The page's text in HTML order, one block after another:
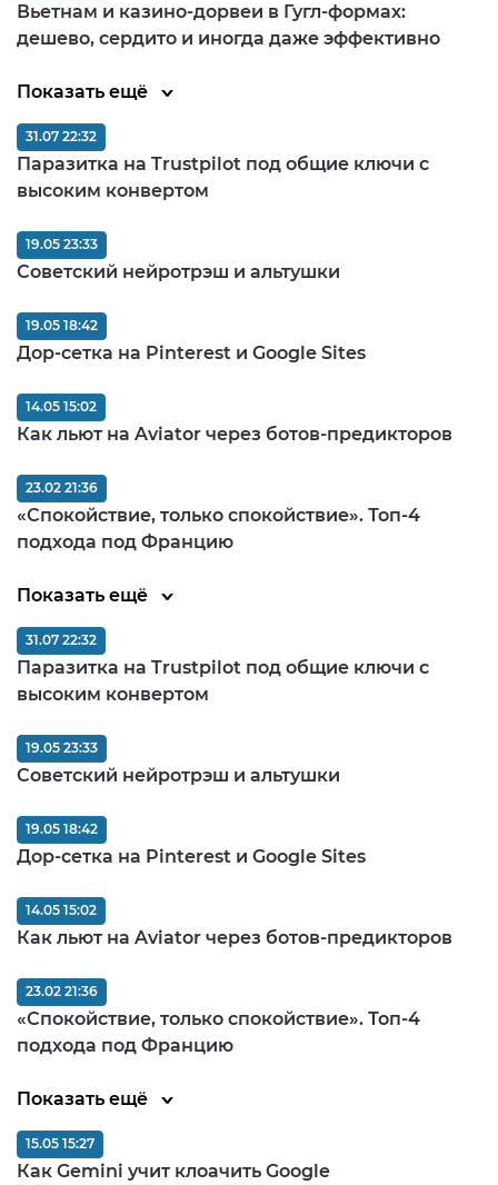
Вьетнам и казино-дорвеи в Гугл-формах:
дешево, сердито и иногда даже эффективно
Показать ещё
Паразитка на Trustpilot под общие ключи с
высоким конвертом
31.07 22:32
Советский нейротрэш и альтушки
19.05 23:33
Дор-сетка на Pinterest и Google Sites
19.05 18:42
Как льют на Aviator через ботов-предикторов
14.05 15:02
«Спокойствие, только спокойствие». Топ-4
подхода под Францию
23.02 21:36
Показать ещё
Паразитка на Trustpilot под общие ключи с
высоким конвертом
31.07 22:32
Советский нейротрэш и альтушки
19.05 23:33
Дор-сетка на Pinterest и Google Sites
19.05 18:42
Как льют на Aviator через ботов-предикторов
14.05 15:02
«Спокойствие, только спокойствие». Топ-4
подхода под Францию
23.02 21:36
Показать ещё
Как Gemini учит клоачить Google
15.05 15:27